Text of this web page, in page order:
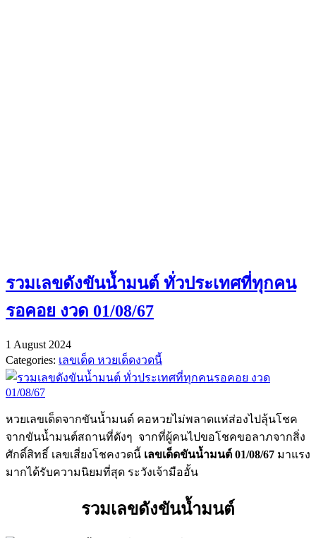
รวมเลขดังขันน้ำมนต์ ทั่วประเทศที่ทุกคน
รอคอย งวด 01/08/67
1 August 2024
Categories: เลขเด็ด หวยเด็ดงวดนี้
หวยเลขเด็ดจากขันน้ำมนต์ คอหวยไม่พลาดแห่ส่องไปลุ้นโชค
จากขันน้ำมนต์สถานที่ดังๆ จากที่ผู้คนไปขอโชคขอลาภจากสิ่ง
ศักดิ์สิทธิ์ เลขเสี่ยงโชคงวดนี้ เลขเด็ดขันน้ำมนต์ 01/08/67 มาแรง
มากได้รับความนิยมที่สุด ระวังเจ้ามืออั้น
รวมเลขดังขันน้ำมนต์